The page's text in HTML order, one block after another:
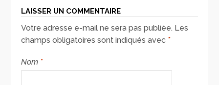
LAISSER UN COMMENTAIRE
Votre adresse e-mail ne sera pas publiée. Les
champs obligatoires sont indiqués avec *
Nom *